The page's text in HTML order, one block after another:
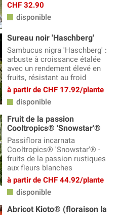
CHF 32.90
disponible
Sureau noir 'Haschberg'
Sambucus nigra 'Haschberg' :
arbuste à croissance étalée
avec un rendement élevé en
fruits, résistant au froid
à partir de CHF 17.92/plante
disponible
Fruit de la passion
Cooltropics® 'Snowstar'®
Passiflora incarnata
Cooltropics® 'Snowstar'® -
fruits de la passion rustiques
aux fleurs blanches
à partir de CHF 44.92/plante
disponible
Abricot Kioto® (floraison la